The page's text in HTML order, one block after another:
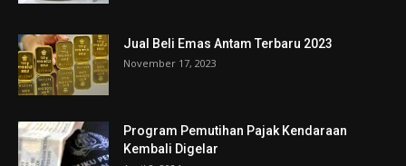
Jual Beli Emas Antam Terbaru 2023
November 17, 2023
Program Pemutihan Pajak Kendaraan
Kembali Digelar